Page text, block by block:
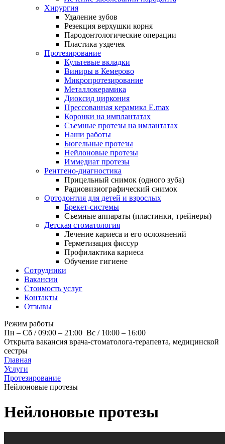
Хирургия
Удаление зубов
Резекция верхушки корня
Пародонтологические операции
Пластика уздечек
Протезирование
Культевые вкладки
Виниры в Кемерово
Микропротезирование
Металлокерамика
Диоксид циркония
Прессованная керамика E.max
Коронки на имплантатах
Съемные протезы на имлантатах
Наши работы
Бюгельные протезы
Нейлоновые протезы
Иммедиат протезы
Рентгено-диагностика
Прицельный снимок (одного зуба)
Радиовизиографический снимок
Ортодонтия для детей и взрослых
Брекет-системы
Съемные аппараты (пластинки, трейнеры)
Детская стоматология
Лечение кариеса и его осложнений
Герметизация фиссур
Профилактика кариеса
Обучение гигиене
Сотрудники
Вакансии
Стоимость услуг
Контакты
Отзывы
Режим работы
Пн – Cб / 09:00 – 21:00 Вс / 10:00 – 16:00
Открыта вакансия врача-стоматолога-терапевта, медицинской
сестры
Главная
Услуги
Протезирование
Нейлоновые протезы
Нейлоновые протезы